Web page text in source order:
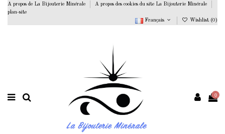
A propos de La Bijouterie Minérale
A propos des cookies du site La Bijouterie Minérale
plan-site
Français
Wishlist (0 )
0